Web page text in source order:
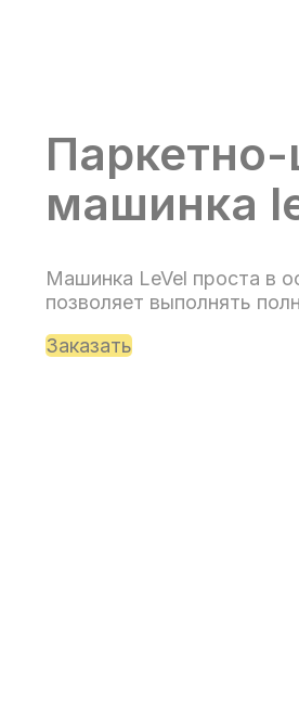
машинка
Машинка LeVel проста в
позволяет выполнять
Заказать